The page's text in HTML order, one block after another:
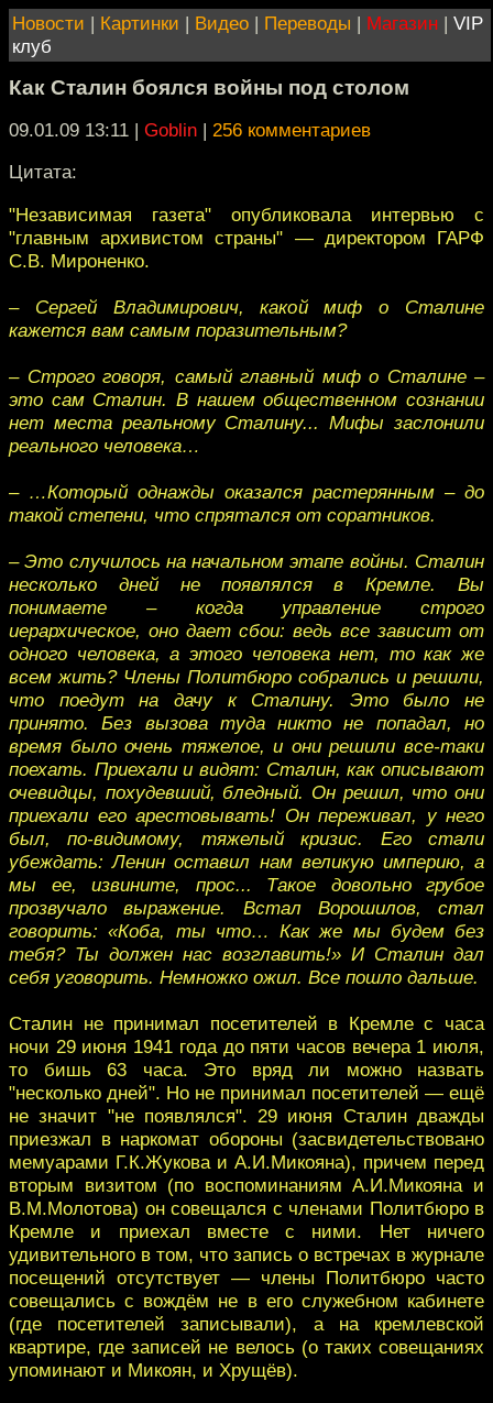
Новости | Картинки | Видео | Переводы | Магазин | VIP
клуб
Как Сталин боялся войны под столом
09.01.09 13:11 | Goblin | 256 комментариев
Цитата:
"Независимая газета" опубликовала интервью с
"главным архивистом страны" — директором ГАРФ
С.В. Мироненко.
– Сергей Владимирович, какой миф о Сталине
кажется вам самым поразительным?
– Строго говоря, самый главный миф о Сталине –
это сам Сталин. В нашем общественном сознании
нет места реальному Сталину... Мифы заслонили
реального человека…
– …Который однажды оказался растерянным – до
такой степени, что спрятался от соратников.
– Это случилось на начальном этапе войны. Сталин
несколько дней не появлялся в Кремле. Вы
понимаете – когда управление строго
иерархическое, оно дает сбои: ведь все зависит от
одного человека, а этого человека нет, то как же
всем жить? Члены Политбюро собрались и решили,
что поедут на дачу к Сталину. Это было не
принято. Без вызова туда никто не попадал, но
время было очень тяжелое, и они решили все-таки
поехать. Приехали и видят: Сталин, как описывают
очевидцы, похудевший, бледный. Он решил, что они
приехали его арестовывать! Он переживал, у него
был, по-видимому, тяжелый кризис. Его стали
убеждать: Ленин оставил нам великую империю, а
мы ее, извините, прос... Такое довольно грубое
прозвучало выражение. Встал Ворошилов, стал
говорить: «Коба, ты что… Как же мы будем без
тебя? Ты должен нас возглавить!» И Сталин дал
себя уговорить. Немножко ожил. Все пошло дальше.
Сталин не принимал посетителей в Кремле с часа
ночи 29 июня 1941 года до пяти часов вечера 1 июля,
то бишь 63 часа. Это вряд ли можно назвать
"несколько дней". Но не принимал посетителей — ещё
не значит "не появлялся". 29 июня Сталин дважды
приезжал в наркомат обороны (засвидетельствовано
мемуарами Г.К.Жукова и А.И.Микояна), причем перед
вторым визитом (по воспоминаниям А.И.Микояна и
В.М.Молотова) он совещался с членами Политбюро в
Кремле и приехал вместе с ними. Нет ничего
удивительного в том, что запись о встречах в журнале
посещений отсутствует — члены Политбюро часто
совещались с вождём не в его служебном кабинете
(где посетителей записывали), а на кремлевской
квартире, где записей не велось (о таких совещаниях
упоминают и Микоян, и Хрущёв).